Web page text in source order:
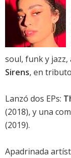
soul, funk y
Sirens, en
Lanzó dos EPs:
(2018), y una
(2019).
Apadrinada